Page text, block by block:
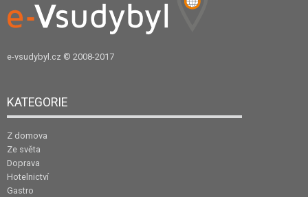
e-vsudybyl.cz © 2008-2017
KATEGORIE
Z domova
Ze světa
Doprava
Hotelnictví
Gastro